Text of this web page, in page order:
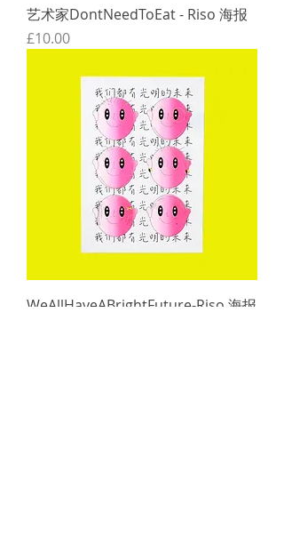
艺术家DontNeedToEat - Riso 海报
價格
£10.00
WeAllHaveABrightFuture-Riso 海报